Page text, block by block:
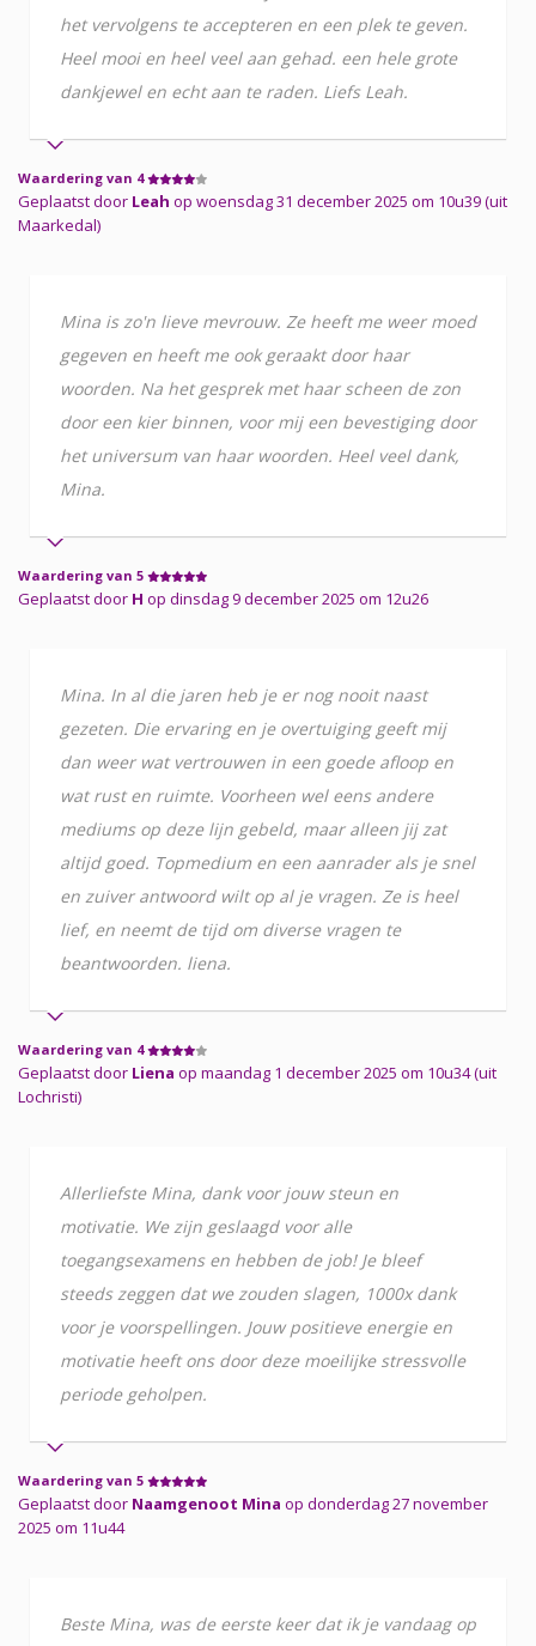
het vervolgens te accepteren en een plek te geven.
Heel mooi en heel veel aan gehad. een hele grote
dankjewel en echt aan te raden. Liefs Leah.
Waardering van 4
Geplaatst door Leah op woensdag 31 december 2025 om 10u39 (uit
Maarkedal)
Mina is zo'n lieve mevrouw. Ze heeft me weer moed
gegeven en heeft me ook geraakt door haar
woorden. Na het gesprek met haar scheen de zon
door een kier binnen, voor mij een bevestiging door
het universum van haar woorden. Heel veel dank,
Mina.
Waardering van 5
Geplaatst door H op dinsdag 9 december 2025 om 12u26
Mina. In al die jaren heb je er nog nooit naast
gezeten. Die ervaring en je overtuiging geeft mij
dan weer wat vertrouwen in een goede afloop en
wat rust en ruimte. Voorheen wel eens andere
mediums op deze lijn gebeld, maar alleen jij zat
altijd goed. Topmedium en een aanrader als je snel
en zuiver antwoord wilt op al je vragen. Ze is heel
lief, en neemt de tijd om diverse vragen te
beantwoorden. liena.
Waardering van 4
Geplaatst door Liena op maandag 1 december 2025 om 10u34 (uit
Lochristi)
Allerliefste Mina, dank voor jouw steun en
motivatie. We zijn geslaagd voor alle
toegangsexamens en hebben de job! Je bleef
steeds zeggen dat we zouden slagen, 1000x dank
voor je voorspellingen. Jouw positieve energie en
motivatie heeft ons door deze moeilijke stressvolle
periode geholpen.
Waardering van 5
Geplaatst door Naamgenoot Mina op donderdag 27 november
2025 om 11u44
Beste Mina, was de eerste keer dat ik je vandaag op